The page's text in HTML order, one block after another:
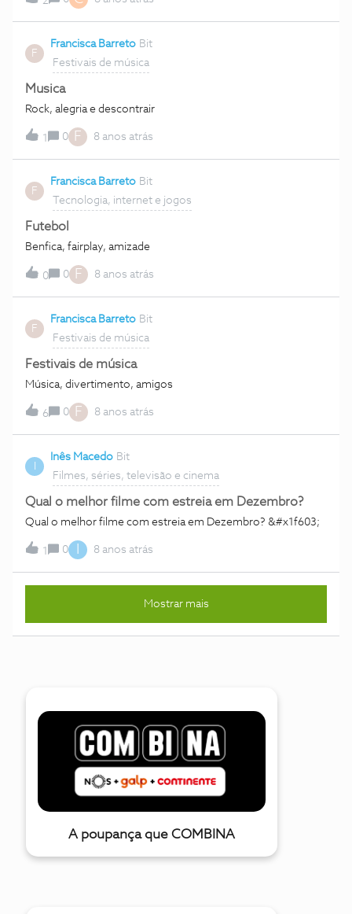
anos que não me sinto ALIVE, por favor ajudem-me!
Obrigado!!
F
Francisca Barreto Bit
Festivais de música
Musica
Rock, alegria e descontrair
1 0 F 8 anos atrás
F
Francisca Barreto Bit
Tecnologia, internet e jogos
Futebol
Benfica, fairplay, amizade
0 0 F 8 anos atrás
F
Francisca Barreto Bit
Festivais de música
Festivais de música
Música, divertimento, amigos
6 0 F 8 anos atrás
Inês Macedo Bit
Filmes, séries, televisão e cinema
Qual o melhor filme com estreia em Dezembro?
Qual o melhor filme com estreia em Dezembro? &#x1f603;
1 0 8 anos atrás
Mostrar mais
A poupança que COMBINA